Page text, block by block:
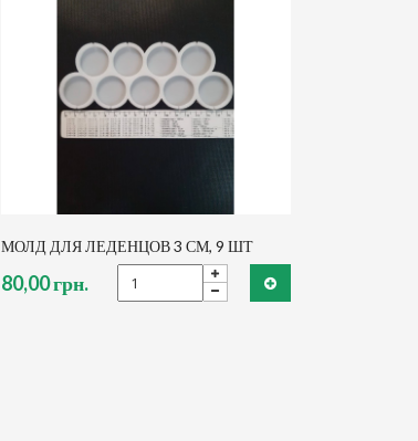
МОЛД ДЛЯ ЛЕДЕНЦОВ 3 СМ, 9 ШТ
80,00 грн.